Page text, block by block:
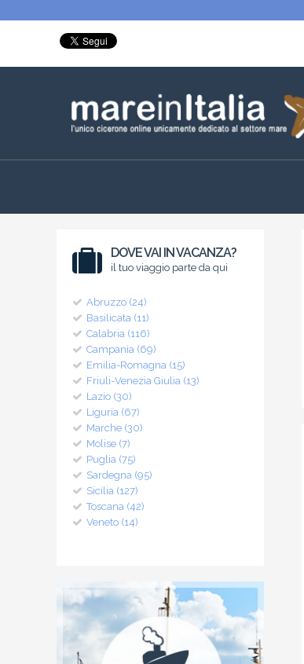
DOVE VAI IN VACANZA?
il tuo viaggio parte da qui
Abruzzo (24)
Basilicata (11)
Calabria (116)
Campania (69)
Emilia-Romagna (15)
Friuli-Venezia Giulia (13)
Lazio (30)
Liguria (67)
Marche (30)
Molise (7)
Puglia (75)
Sardegna (95)
Sicilia (127)
Toscana (42)
Veneto (14)